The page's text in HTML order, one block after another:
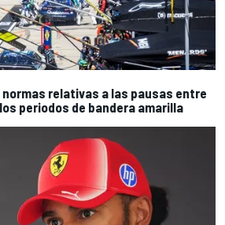
normas relativas a las pausas entre
periodos de bandera amarilla